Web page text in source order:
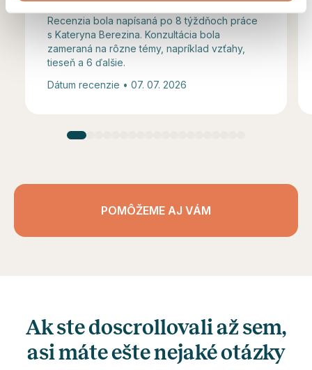
Recenzia bola napísaná po 8 týždňoch práce
s Kateryna Berezina. Konzultácia bola
zameraná na rôzne témy, napríklad vzťahy,
tieseň a 6 ďalšie.
Dátum recenzie • 07. 07. 2026
POMÔŽEME AJ VÁM
Ak ste doscrollovali až sem,
asi máte ešte nejaké otázky